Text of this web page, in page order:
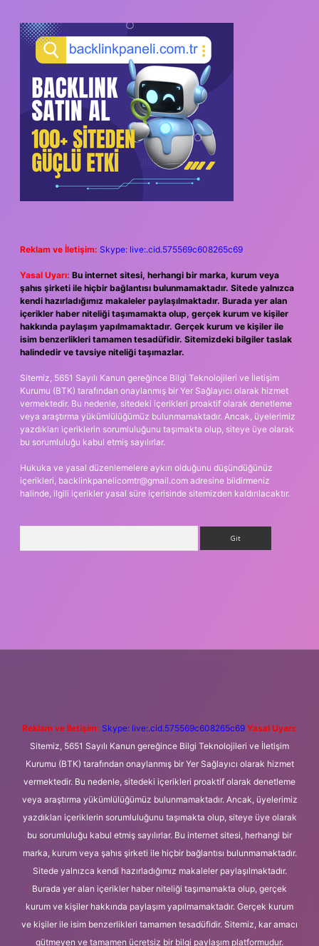
Reklam ve İletişim: Skype: live:.cid.575569c608265c69
Yasal Uyarı: Bu internet sitesi, herhangi bir marka, kurum veya
şahıs şirketi ile hiçbir bağlantısı bulunmamaktadır. Sitede yalnızca
kendi hazırladığımız makaleler paylaşılmaktadır. Burada yer alan
içerikler haber niteliği taşımamakta olup, gerçek kurum ve kişiler
hakkında paylaşım yapılmamaktadır. Gerçek kurum ve kişiler ile
isim benzerlikleri tamamen tesadüfidir. Sitemizdeki bilgiler taslak
halindedir ve tavsiye niteliği taşımazlar.
Sitemiz, 5651 Sayılı Kanun gereğince Bilgi Teknolojileri ve İletişim
Kurumu (BTK) tarafından onaylanmış bir Yer Sağlayıcı olarak hizmet
vermektedir. Bu nedenle, sitedeki içerikleri proaktif olarak denetleme
veya araştırma yükümlülüğümüz bulunmamaktadır. Ancak, üyelerimiz
yazdıkları içeriklerin sorumluluğunu taşımakta olup, siteye üye olarak
bu sorumluluğu kabul etmiş sayılırlar.
Hukuka ve yasal düzenlemelere aykırı olduğunu düşündüğünüz
içerikleri, backlinkpanelicomtr@gmail.com adresine bildirmeniz
halinde, ilgili içerikler yasal süre içerisinde sitemizden kaldırılacaktır.
Reklam ve İletişim: Skype: live:.cid.575569c608265c69 Yasal Uyarı:
Sitemiz, 5651 Sayılı Kanun gereğince Bilgi Teknolojileri ve İletişim
Kurumu (BTK) tarafından onaylanmış bir Yer Sağlayıcı olarak hizmet
vermektedir. Bu nedenle, sitedeki içerikleri proaktif olarak denetleme
veya araştırma yükümlülüğümüz bulunmamaktadır. Ancak, üyelerimiz
yazdıkları içeriklerin sorumluluğunu taşımakta olup, siteye üye olarak
bu sorumluluğu kabul etmiş sayılırlar. Bu internet sitesi, herhangi bir
marka, kurum veya şahıs şirketi ile hiçbir bağlantısı bulunmamaktadır.
Sitede yalnızca kendi hazırladığımız makaleler paylaşılmaktadır.
Burada yer alan içerikler haber niteliği taşımamakta olup, gerçek
kurum ve kişiler hakkında paylaşım yapılmamaktadır. Gerçek kurum
ve kişiler ile isim benzerlikleri tamamen tesadüfidir. Sitemiz, kar amacı
gütmeyen ve tamamen ücretsiz bir bilgi paylaşım platformudur.